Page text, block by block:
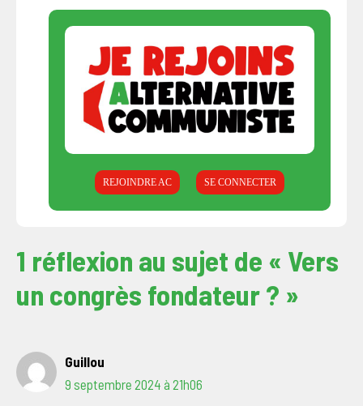
REJOINDRE AC SE CONNECTER
1 réflexion au sujet de « Vers
un congrès fondateur ? »
Guillou
9 septembre 2024 à 21h06